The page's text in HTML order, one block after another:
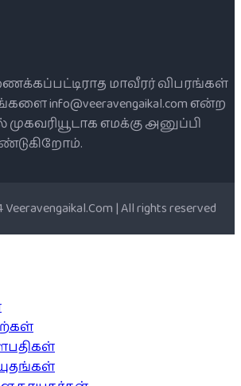
மாவீரர் விபரங்கள்
info@veeravengaikal.com என்ற
எமக்கு அனுப்பி
| All rights reserved